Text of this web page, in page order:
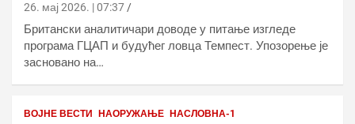
26. мај 2026. | 07:37
Британски аналитичари доводе у питање изгледе
програма ГЦАП и будућег ловца Темпест. Упозорење је
засновано на…
ВОЈНЕ ВЕСТИ НАОРУЖАЊЕ НАСЛОВНА-1